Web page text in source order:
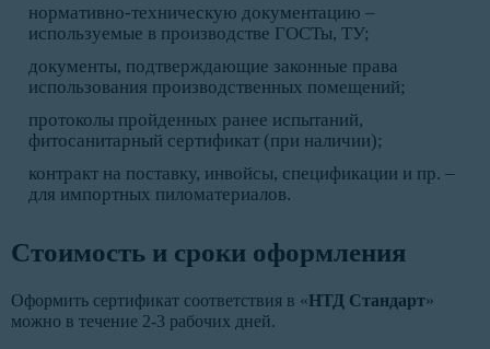
нормативно-техническую документацию –
используемые в производстве ГОСТы, ТУ;
документы, подтверждающие законные права
использования производственных помещений;
протоколы пройденных ранее испытаний,
фитосанитарный сертификат (при наличии);
контракт на поставку, инвойсы, спецификации и пр. –
для импортных пиломатериалов.
Стоимость и сроки оформления
Оформить сертификат соответствия в «НТД Стандарт»
можно в течение 2-3 рабочих дней.